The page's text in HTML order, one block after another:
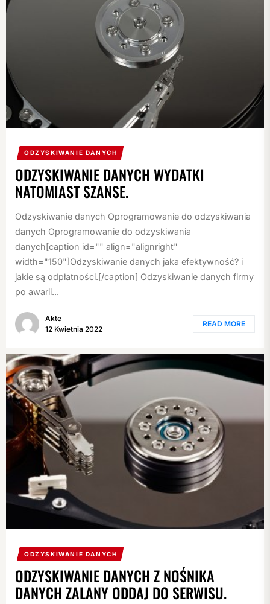
ODZYSKIWANIE DANYCH
ODZYSKIWANIE DANYCH WYDATKI
NATOMIAST SZANSE.
Odzyskiwanie danych Oprogramowanie do odzyskiwania
danych Oprogramowanie do odzyskiwania
danych[caption id="" align="alignright"
width="150"]Odzyskiwanie danych jaka efektywność? i
jakie są odpłatności.[/caption] Odzyskiwanie danych firmy
po awarii...
Akte
12 Kwietnia 2022
READ MORE
ODZYSKIWANIE DANYCH
ODZYSKIWANIE DANYCH Z NOŚNIKA
DANYCH ZALANY ODDAJ DO SERWISU.